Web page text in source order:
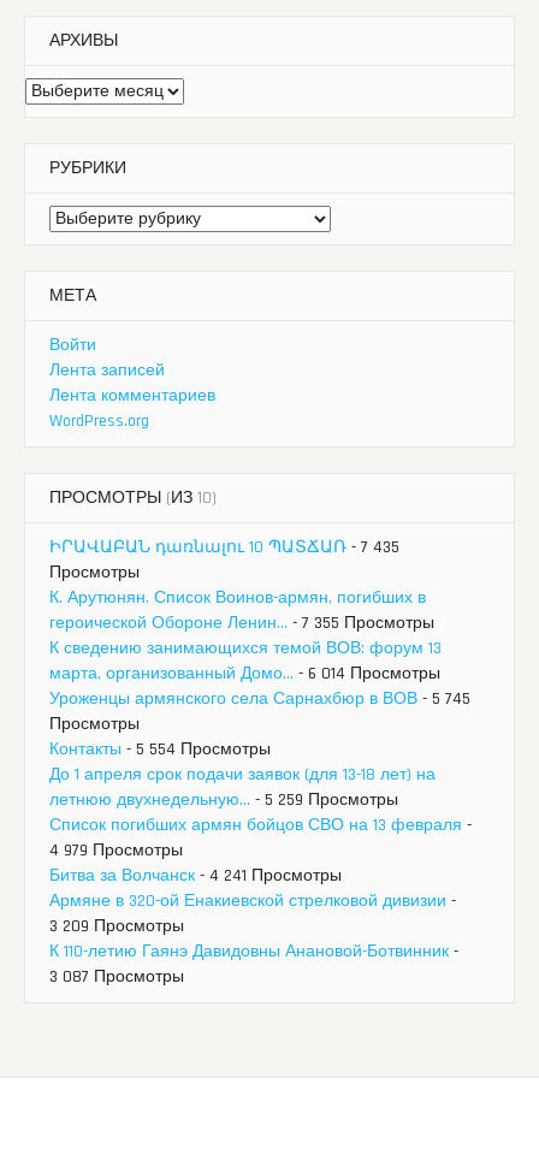
АРХИВЫ
Архивы
РУБРИКИ
Рубрики
МЕТА
Войти
Лента записей
Лента комментариев
WordPress.org
ПРОСМОТРЫ (ИЗ 10)
ԻՐԱՎԱԲԱՆ դառնալու 10 ՊԱՏՃԱՌ - 7 435
Просмотры
К. Арутюнян. Список Воинов-армян, погибших в
героической Обороне Ленин... - 7 355 Просмотры
К сведению занимающихся темой ВОВ: форум 13
марта, организованный Домо... - 6 014 Просмотры
Уроженцы армянского села Сарнахбюр в ВОВ - 5 745
Просмотры
Контакты - 5 554 Просмотры
До 1 апреля срок подачи заявок (для 13-18 лет) на
летнюю двухнедельную... - 5 259 Просмотры
Список погибших армян бойцов СВО на 13 февраля -
4 979 Просмотры
Битва за Волчанск - 4 241 Просмотры
Армяне в 320-ой Енакиевской стрелковой дивизии -
3 209 Просмотры
К 110-летию Гаянэ Давидовны Анановой-Ботвинник -
3 087 Просмотры